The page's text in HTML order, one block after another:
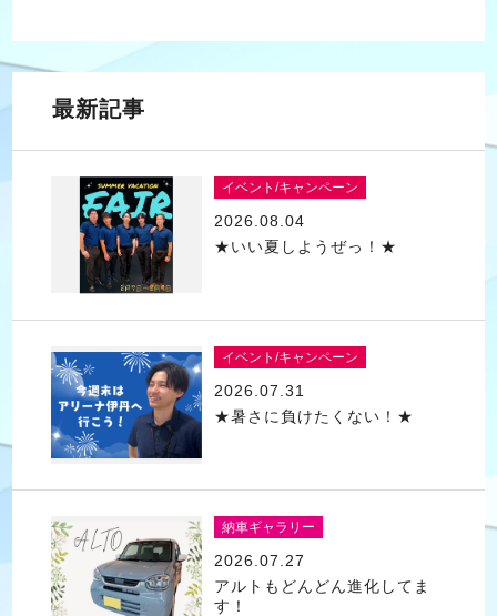
最新記事
イベント/キャンペーン
2026.08.04
★いい夏しようぜっ！★
イベント/キャンペーン
2026.07.31
★暑さに負けたくない！★
納車ギャラリー
2026.07.27
アルトもどんどん進化してま
す！